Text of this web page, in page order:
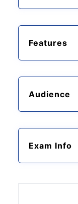
Features
Audience
Exam Info